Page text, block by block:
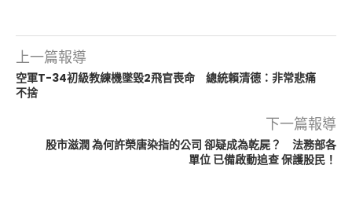
上一篇報導
空軍T-34初級教練機墜毀2飛官喪命 總統賴清德：非常悲痛
不捨
下一篇報導
股市滋潤 為何許榮唐染指的公司 卻疑成為乾屍？ 法務部各
單位 已備啟動追查 保護股民！